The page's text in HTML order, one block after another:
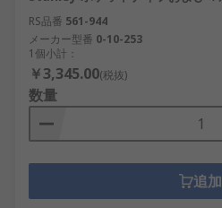
RS品番 561-944
メーカー型番 0-10-253
1個小計：
￥3,345.00(税抜)
数量
追加